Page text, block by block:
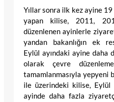
Yıllar sonra ilk kez ayine
yapan kilise, 2011,
düzenlenen ayinlerle
yandan bakanlığın ek
Eylül ayındaki ayine daha
olarak çevre
tamamlanmasıyla yepyeni
ile üzerindeki kilise, Eylül
ayinde daha fazla